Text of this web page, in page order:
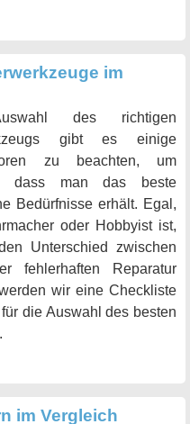
im
des richtigen
gibt es einige
zu beachten, um
dass man das beste
Bedürfnisse erhält. Egal,
oder Hobbyist ist,
Unterschied zwischen
fehlerhaften Reparatur
wir eine Checkliste
die Auswahl des besten
im Vergleich